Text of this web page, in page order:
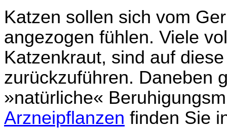
Katzen sollen sich vom
angezogen fühlen. Viele
Katzenkraut, sind auf
zurückzuführen. Daneben
»natürliche«
Arzneipflanzen finden Sie